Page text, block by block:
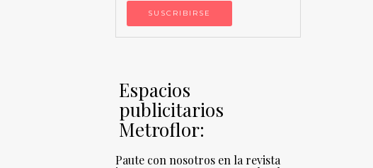
Espacios
publicitarios
Metroflor:
Paute con nosotros en la revista